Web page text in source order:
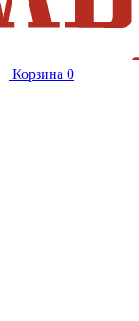
Корзина 0